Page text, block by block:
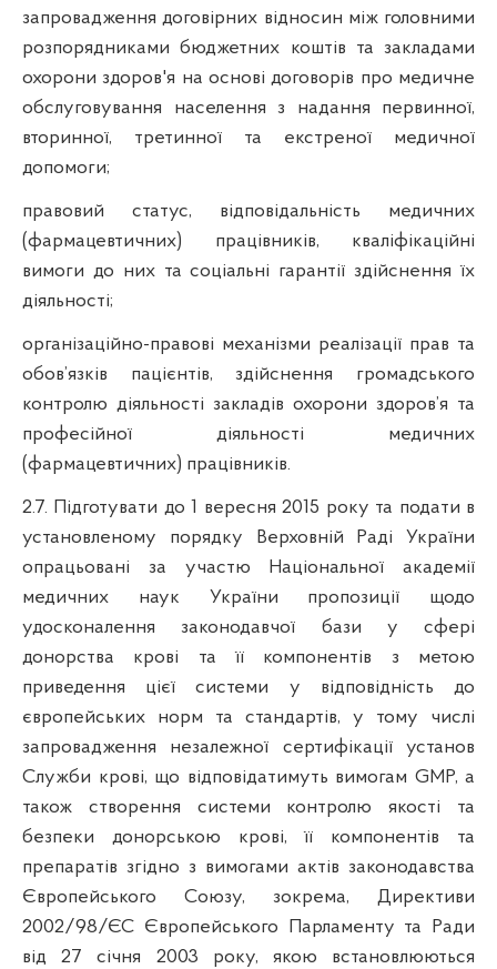
запровадження договірних відносин між головними
розпорядниками бюджетних коштів та закладами
охорони здоров'я наоснові договорів про медичне
обслуговування
населення з надання первинної,
вторинної, третинної та екстреної
медичної
допомоги;
правовий статус, відповідальність медичних
(фармацевтичних) працівників, кваліфікаційні
вимоги до них та соціальні гарантії здійснення їх
діяльності;
організаційно-правові механізми реалізації прав та
обов’язків пацієнтів, здійснення громадського
контролю діяльності закладів охорони здоров’я та
професійної діяльності медичних
(фармацевтичних) працівників.
2.7. Підготувати до 1 вересня 2015 року та подати в
установленому порядку Верховній Раді України
опрацьовані за участю Національної академії
медичних наук України пропозиції щодо
удосконалення законодавчої бази у сфері
донорства крові та її компонентів з метою
приведення цієї системи у відповідність до
європейських норм та стандартів, у тому числі
запровадження незалежної сертифікації установ
Служби крові, що відповідатимуть вимогам GMP, а
також створення системи контролю якості та
безпеки донорською крові, її компонентів та
препаратів згідно з вимогами актів законодавства
Європейського Союзу, зокрема, Директиви
2002/98/ЄС Європейського Парламенту та Ради
від 27 січня 2003 року, якою встановлюються